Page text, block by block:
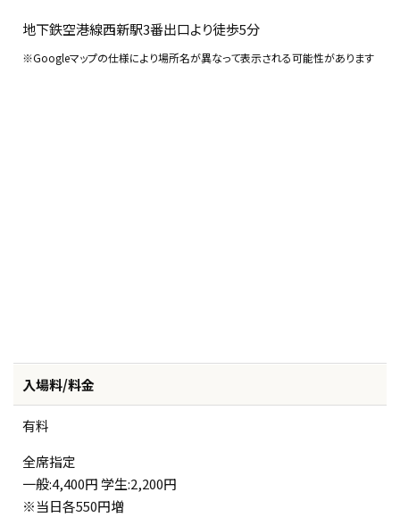
地下鉄空港線西新駅3番出口より徒歩5分
※Googleマップの仕様により場所名が異なって表示される可能性があります
入場料/料金
有料
全席指定
一般:4,400円 学生:2,200円
※当日各550円増